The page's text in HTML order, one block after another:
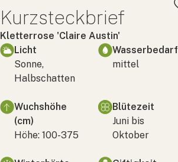
Kurzsteckbrief
Kletterrose 'Claire Austin'
Licht
Sonne,
Halbschatten
Wasserbedarf
mittel
Wuchshöhe
(cm)
Höhe: 100-375
Blütezeit
Juni bis
Oktober